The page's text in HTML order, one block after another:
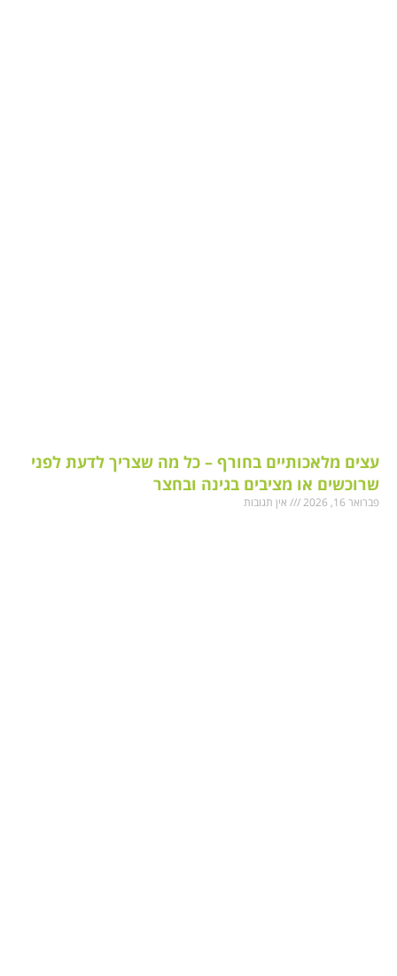
עצים מלאכותיים בחורף – כל מה שצריך לדעת לפני
שרוכשים או מציבים בגינה ובחצר
פברואר 16, 2026 אין תגובות